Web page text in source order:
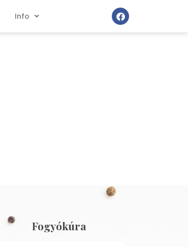
Info
Fogyókúra